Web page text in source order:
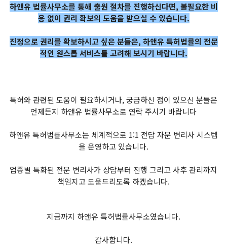
하앤유 법률사무소를 통해 출원 절차를 진행하신다면, 불필요한 비
용 없이 권리 확보의 도움을 받으실 수 있습니다.
진정으로 권리를 확보하시고 싶은 분들은, 하앤유 특허법률의 전문
적인 원스톱 서비스를 고려해 보시기 바랍니다.
특허와 관련된 도움이 필요하시거나, 궁금하신 점이 있으신 분들은
언제든지 하앤유 법률사무소로 연락 주시기 바랍니다
하앤유 특허법률사무소는 체계적으로 1:1 전담 자문 변리사 시스템
을 운영하고 있습니다.
업종별 특화된 전문 변리사가 상담부터 진행 그리고 사후 관리까지
책임지고 도움드리도록 하겠습니다.
지금까지 하앤유 특허법률사무소였습니다.
감사합니다.